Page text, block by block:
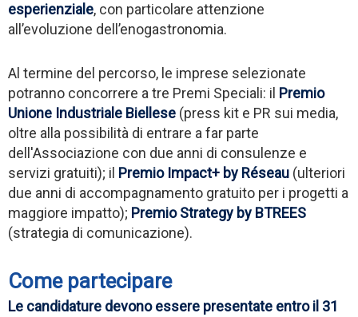
esperienziale, con particolare attenzione
all’evoluzione dell’enogastronomia.
Al termine del percorso, le imprese selezionate
potranno concorrere a tre Premi Speciali: il Premio
Unione Industriale Biellese (press kit e PR sui media,
oltre alla possibilità di entrare a far parte
dell'Associazione con due anni di consulenze e
servizi gratuiti); il Premio Impact+ by Réseau (ulteriori
due anni di accompagnamento gratuito per i progetti a
maggiore impatto); Premio Strategy by BTREES
(strategia di comunicazione).
Come partecipare
Le candidature devono essere presentate entro il 31